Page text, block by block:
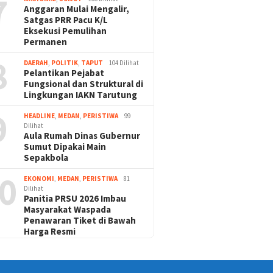
Anggaran Mulai Mengalir,
Satgas PRR Pacu K/L
Eksekusi Pemulihan
Permanen
DAERAH, POLITIK, TAPUT 104 Dilihat
Pelantikan Pejabat
Fungsional dan Struktural di
Lingkungan IAKN Tarutung
HEADLINE, MEDAN, PERISTIWA
99
Dilihat
Aula Rumah Dinas Gubernur
Sumut Dipakai Main
Sepakbola
EKONOMI, MEDAN, PERISTIWA
81
Dilihat
Panitia PRSU 2026 Imbau
Masyarakat Waspada
Penawaran Tiket di Bawah
Harga Resmi